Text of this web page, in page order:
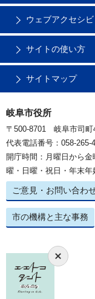
ウェブアクセシ
サイトの使い方
サイトマップ
岐阜市役所
〒500-8701 岐阜市司
代表電話番号：058-265-
開庁時間：月曜日から
曜・日曜・祝日・年末年
ご意見・お問い合わ
市の機構と主な事務